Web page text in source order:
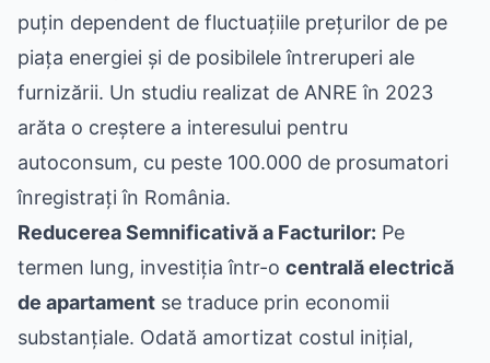
puțin dependent de fluctuațiile prețurilor de pe
piața energiei și de posibilele întreruperi ale
furnizării. Un studiu realizat de ANRE în 2023
arăta o creștere a interesului pentru
autoconsum, cu peste 100.000 de prosumatori
înregistrați în România.
Reducerea Semnificativă a Facturilor: Pe
termen lung, investiția într-o centrală electrică
de apartament se traduce prin economii
substanțiale. Odată amortizat costul inițial,